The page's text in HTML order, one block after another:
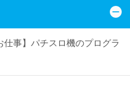
仕事】パチスロ機のプログラ